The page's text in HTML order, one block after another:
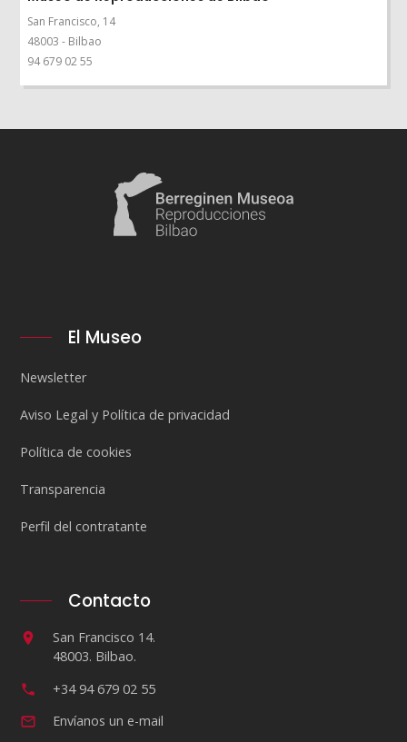
San Francisco, 14
48003 - Bilbao
94 679 02 55
El Museo
Newsletter
Aviso Legal y Política de privacidad
Política de cookies
Transparencia
Perfil del contratante
Contacto
San Francisco 14.
48003. Bilbao.
+34 94 679 02 55
Envíanos un e-mail